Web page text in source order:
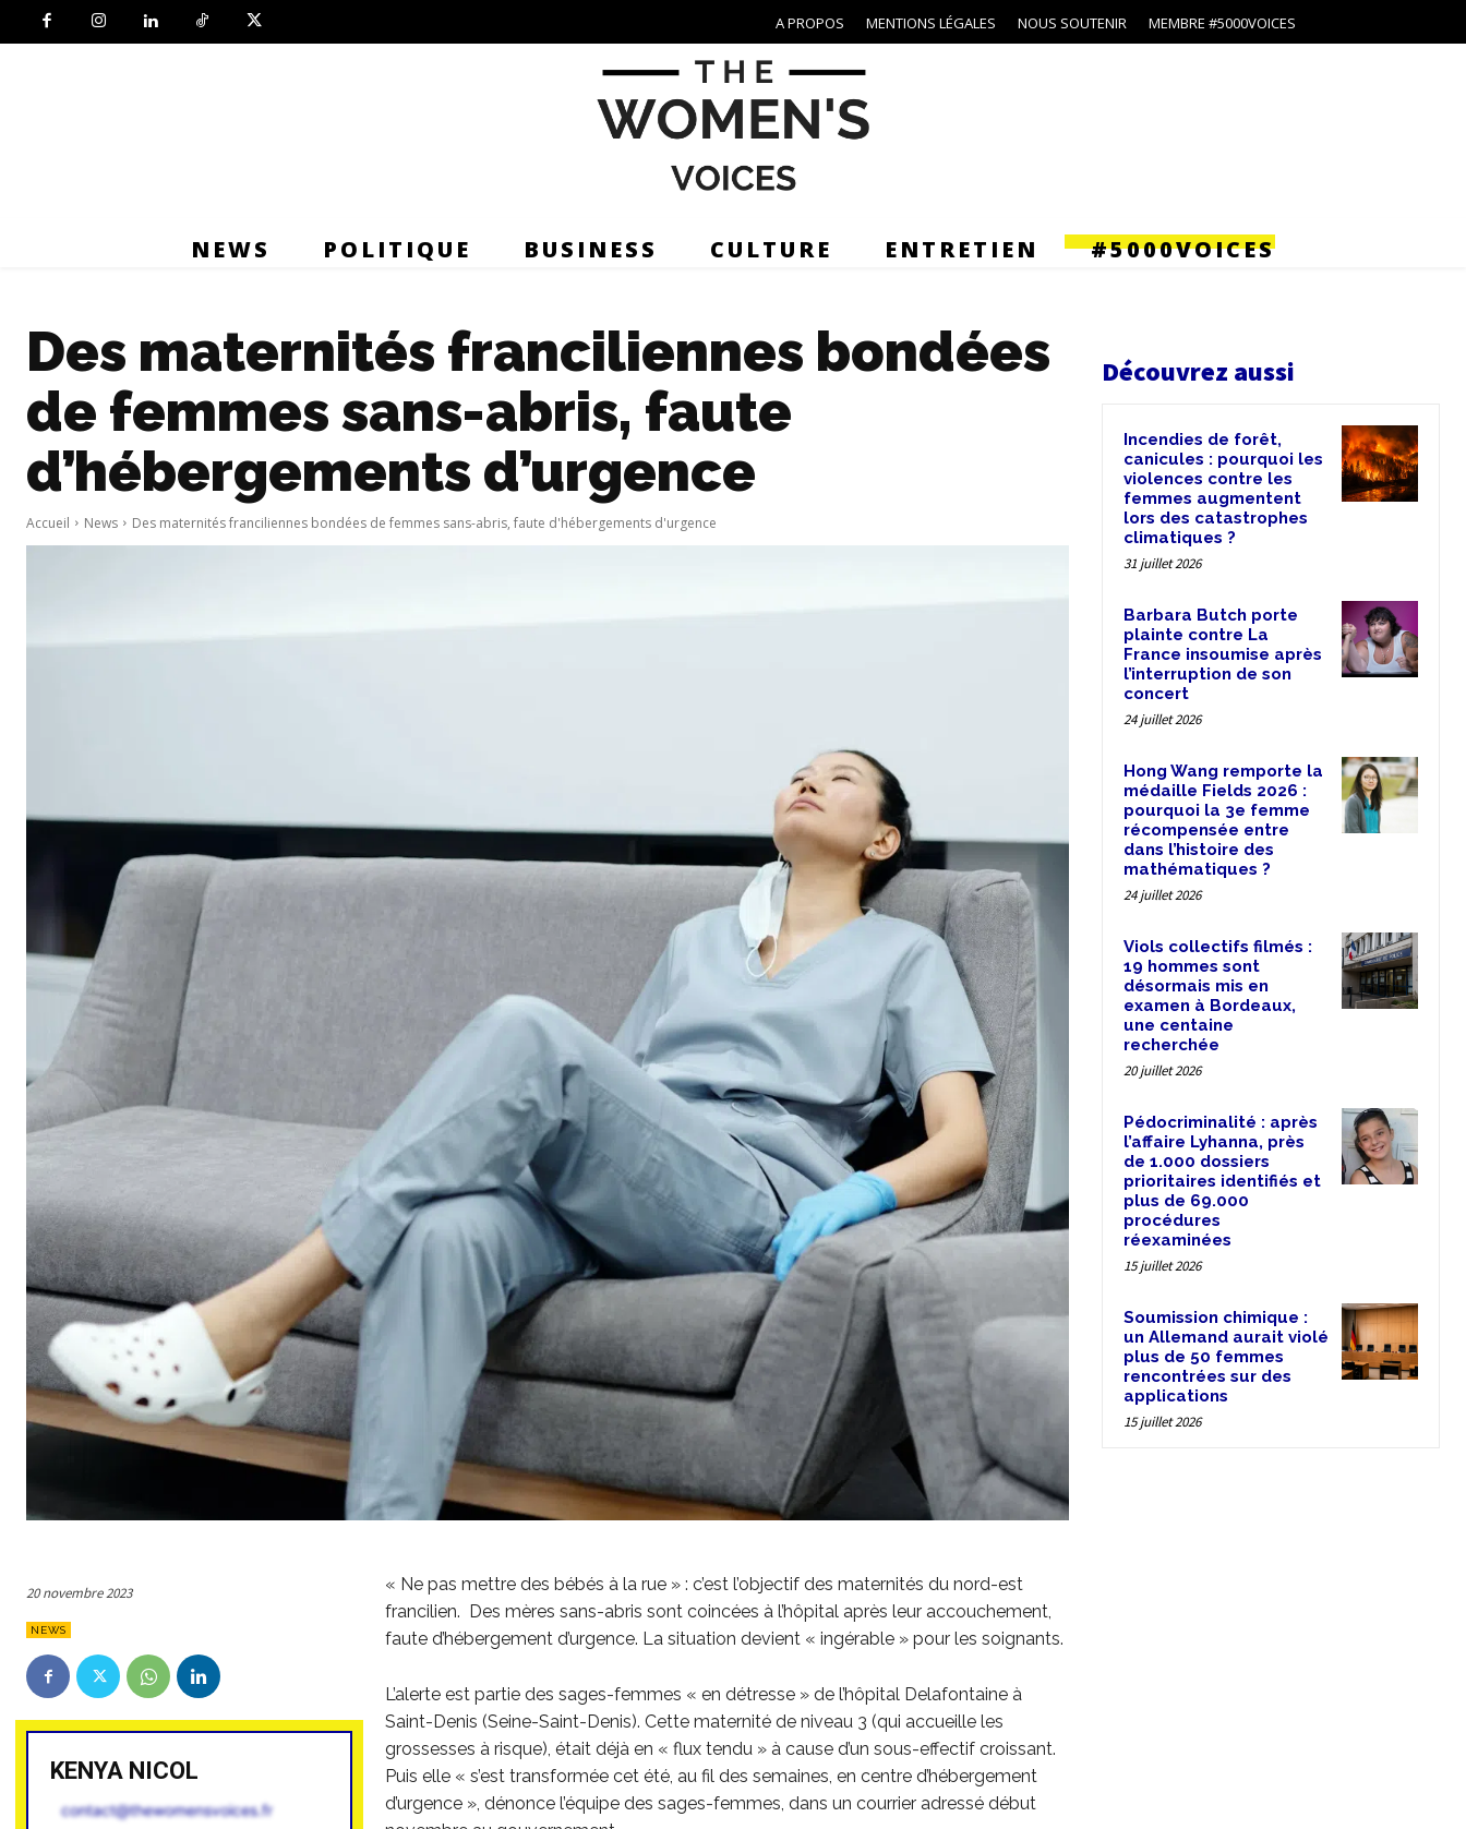
A PROPOS MENTIONS LÉGALES NOUS SOUTENIR MEMBRE #5000VOICES
NEWS POLITIQUE BUSINESS CULTURE ENTRETIEN #5000VOICES
Des maternités franciliennes bondées
de femmes sans-abris, faute
d’hébergements d’urgence
Accueil News Des maternités franciliennes bondées de femmes sans-abris, faute d'hébergements d'urgence
20 novembre 2023
NEWS
KENYA NICOL
contact@thewomensvoices.fr
« Ne pas mettre des bébés à la rue » : c’est l’objectif des maternités du nord-est
francilien. Des mères sans-abris sont coincées à l’hôpital après leur accouchement,
faute d’hébergement d’urgence. La situation devient « ingérable » pour les soignants.
L’alerte est partie des sages-femmes « en détresse » de l’hôpital Delafontaine à
Saint-Denis (Seine-Saint-Denis). Cette maternité de niveau 3 (qui accueille les
grossesses à risque), était déjà en « flux tendu » à cause d’un sous-effectif croissant.
Puis elle « s’est transformée cet été, au fil des semaines, en centre d’hébergement
d’urgence », dénonce l’équipe des sages-femmes, dans un courrier adressé début
Découvrez aussi
Incendies de forêt,
canicules : pourquoi les
violences contre les
femmes augmentent
lors des catastrophes
climatiques ?
31 juillet 2026
Barbara Butch porte
plainte contre La
France insoumise après
l’interruption de son
concert
24 juillet 2026
Hong Wang remporte la
médaille Fields 2026 :
pourquoi la 3e femme
récompensée entre
dans l’histoire des
mathématiques ?
24 juillet 2026
Viols collectifs filmés :
19 hommes sont
désormais mis en
examen à Bordeaux,
une centaine
recherchée
20 juillet 2026
Pédocriminalité : après
l’affaire Lyhanna, près
de 1.000 dossiers
prioritaires identifiés et
plus de 69.000
procédures
réexaminées
15 juillet 2026
Soumission chimique :
un Allemand aurait violé
plus de 50 femmes
rencontrées sur des
applications
15 juillet 2026